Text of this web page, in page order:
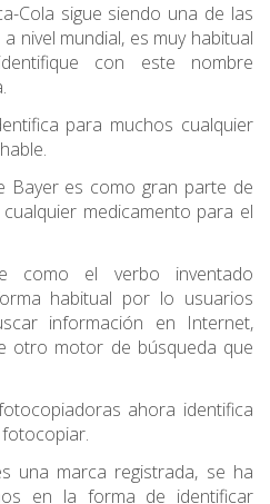
Cola sigue siendo una de las
nivel mundial, es muy habitual
con este nombre
para muchos cualquier
Bayer es como gran parte de
medicamento para el
como el verbo inventado
habitual por lo usuarios
información en Internet,
otro motor de búsqueda que
ahora identifica
una marca registrada, se ha
en la forma de identificar